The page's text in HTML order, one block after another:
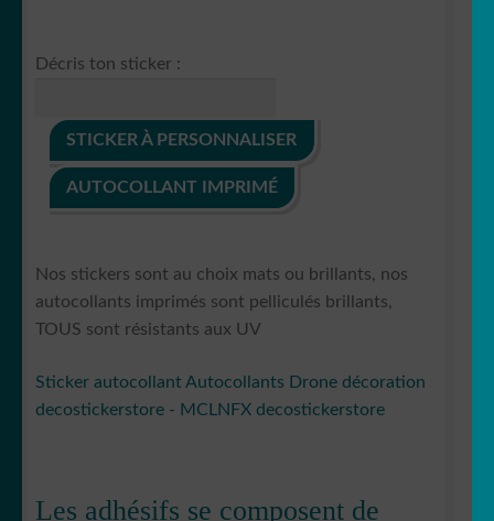
Décris ton sticker :
STICKER À PERSONNALISER
AUTOCOLLANT IMPRIMÉ
Nos stickers sont au choix mats ou brillants, nos
autocollants imprimés sont pelliculés brillants,
TOUS sont résistants aux UV
Sticker autocollant Autocollants Drone décoration
decostickerstore - MCLNFX decostickerstore
Les adhésifs se composent de